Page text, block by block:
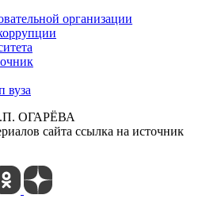
организации
вуза
ОГАРЁВА
сайта ссылка на источник